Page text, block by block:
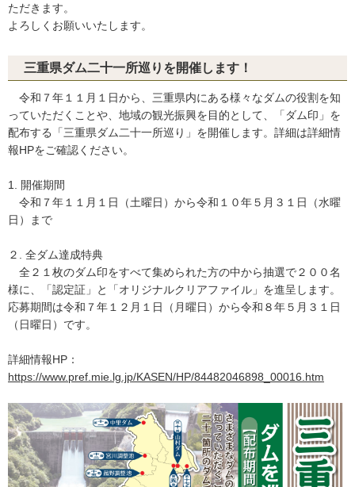
ただきます。
よろしくお願いいたします。
三重県ダム二十一所巡りを開催します！
令和７年１１月１日から、三重県内にある様々なダムの役割を知
っていただくことや、地域の観光振興を目的として、「ダム印」を
配布する「三重県ダム二十一所巡り」を開催します。詳細は詳細情
報HPをご確認ください。
1. 開催期間
令和７年１１月１日（土曜日）から令和１０年５月３１日（水曜
日）まで
２. 全ダム達成特典
全２１枚のダム印をすべて集められた方の中から抽選で２００名
様に、「認定証」と「オリジナルクリアファイル」を進呈します。
応募期間は令和７年１２月１日（月曜日）から令和８年５月３１日
（日曜日）です。
詳細情報HP：
https://www.pref.mie.lg.jp/KASEN/HP/84482046898_00016.htm